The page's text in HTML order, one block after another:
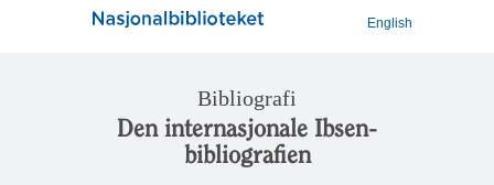
English
Bibliografi
Den internasjonale Ibsen-
bibliografien